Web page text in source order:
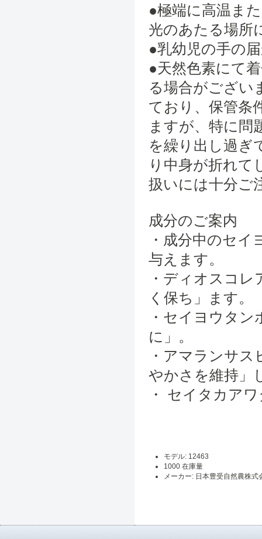
●極端に高温ま
光のあたる場所
●乳幼児の手の
●天然色素にて
る場合がござい
ており、保管条
ますが、特に問
を繰り出し過ぎ
り中身が折れて
扱いには十分ご
成分のご案内
・成分中のセ
与えます。
・ディオスコ
く保ち」ます。
・セイヨウタ
に」。
・アマランサ
やかさを維持」
・ セイタカア
モデル: 12463
1000 在庫量
メーカー: 日本豊受自然農株式